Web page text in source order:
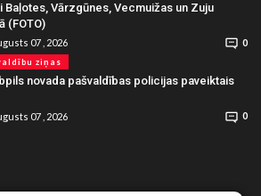
Baļotes, Vārzgūnes, Vecmuižas un Zuju
(FOTO)
07 , 2026 0
ziņas
novada pašvaldības policijas paveiktais
07 , 2026 0